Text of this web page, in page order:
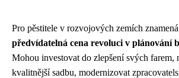
Pro pěstitele v rozvojových zemích znamená
předvídatelná cena revoluci v plánování
Mohou investovat do zlepšení svých farem,
kvalitnější sadbu, modernizovat